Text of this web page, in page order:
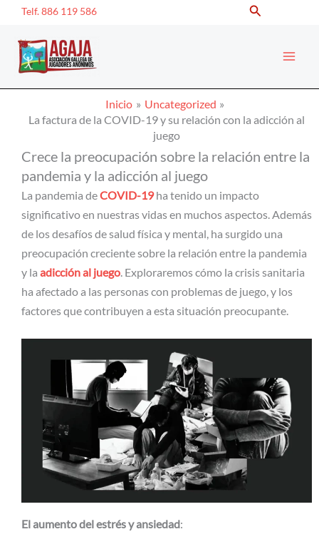
contenido
Telf. 886 119 586 Buscar
Inicio
Uncategorized
La factura de la COVID-19 y su relación con la adicción al
juego
Crece la preocupación sobre la relación entre la
pandemia y la adicción al juego
La pandemia deCOVID-19ha tenido un impacto
significativo en nuestras vidas en muchos aspectos. Además
de los desafíos de salud física y mental, ha surgido una
preocupación creciente sobre la relación entre la pandemia
y la adicción al juego. Exploraremos cómo la crisis sanitaria
ha afectado a las personas con problemas de juego, y los
factores que contribuyen a esta situación preocupante.
El aumento del estrés y ansiedad: